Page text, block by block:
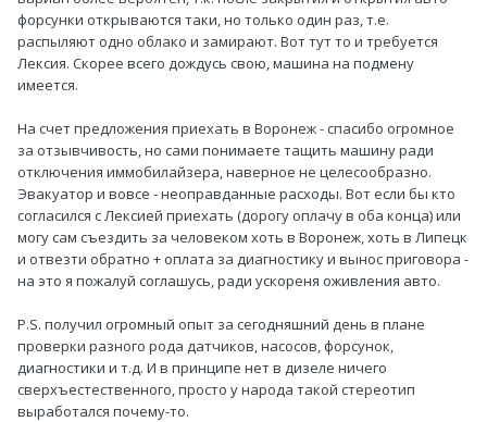
форсунки открываются таки, но только один раз, т.е.
распыляют одно облако и замирают. Вот тут то и требуется
Лексия. Скорее всего дождусь свою, машина на подмену
имеется.
На счет предложения приехать в Воронеж - спасибо огромное
за отзывчивость, но сами понимаете тащить машину ради
отключения иммобилайзера, наверное не целесообразно.
Эвакуатор и вовсе - неоправданные расходы. Вот если бы кто
согласился с Лексией приехать (дорогу оплачу в оба конца) или
могу сам съездить за человеком хоть в Воронеж, хоть в Липецк
и отвезти обратно + оплата за диагностику и вынос приговора -
на это я пожалуй соглашусь, ради ускореня оживления авто.
P.S. получил огромный опыт за сегодняшний день в плане
проверки разного рода датчиков, насосов, форсунок,
диагностики и т.д. И в принципе нет в дизеле ничего
сверхъестественного, просто у народа такой стереотип
выработался почему-то.